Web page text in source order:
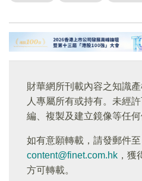
財華網所刊載內容之知識
人專屬所有或持有。未經
編、複製及建立鏡像等任何
如有意願轉載，請發郵件至
content@finet.com.hk ，獲
方可轉載。